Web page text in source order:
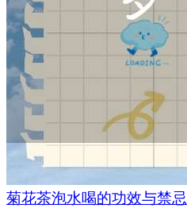
菊花茶泡水喝的功效与禁忌